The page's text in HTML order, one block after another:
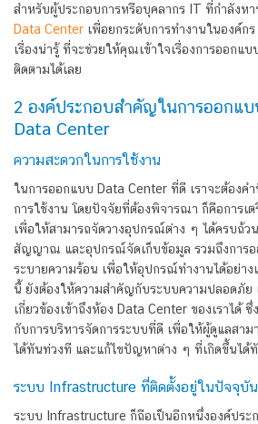
สำหรับผู้ประกอบการหรือบุคลากร IT ที่กำลังหา
Data Center เพื่อยกระดับการทำงานในองค์ก
เรื่องน่ารู้ ที่จะช่วยให้คุณเข้าใจเรื่องการออกแ
ติดตามได้เลย
2 องค์ประกอบสำคัญในการออกแ
Data Center
ความสะดวกในการใช้งาน
ในการออกแบบ Data Center ที่ดี เราจะต้องคำ
การใช้งาน โดยปัจจัยที่ต้องพิจารณา ก็คือการเ
เพื่อให้สามารถจัดวางอุปกรณ์ต่าง ๆ ได้ครบถ้
สัญญาณ และอุปกรณ์จัดเก็บข้อมูล รวมถึงการอ
ระบายความร้อน เพื่อให้อุปกรณ์ทำงานได้อย่า
นี้ ยังต้องให้ความสำคัญกับระบบความปลอดภัย
เกี่ยวข้องเข้าถึงห้อง Data Center ของเราได้
กับการบริหารจัดการระบบที่ดี เพื่อให้ผู้ดูแลสา
ได้ทันท่วงที และแก้ไขปัญหาต่าง ๆ ที่เกิดขึ้นได้ทั
ระบบ Infrastructure ที่ติดตั้งอยู่ในปัจจุบัน
ระบบ Infrastructure ก็ถือเป็นอีกหนึ่งองค์ปร